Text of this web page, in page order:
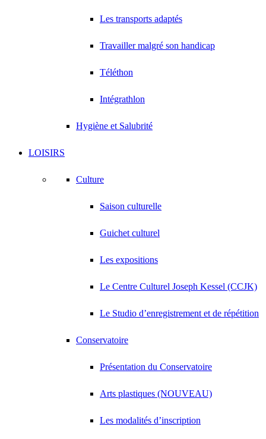
Les transports adaptés
Travailler malgré son handicap
Téléthon
Intégrathlon
Hygiène et Salubrité
LOISIRS
Culture
Saison culturelle
Guichet culturel
Les expositions
Le Centre Culturel Joseph Kessel (CCJK)
Le Studio d’enregistrement et de répétition
Conservatoire
Présentation du Conservatoire
Arts plastiques (NOUVEAU)
Les modalités d’inscription